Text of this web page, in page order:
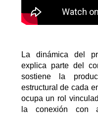
La dinámica del
explica parte del
sostiene la
estructural de cada
ocupa un rol
la conexión con